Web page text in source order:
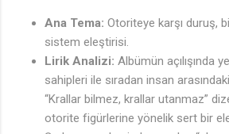
Ana Tema: Otoriteye karşı duruş,
sistem eleştirisi.
Lirik Analizi: Albümün açılışında
sahipleri ile sıradan insan
“Krallar bilmez, krallar utanmaz”
otorite figürlerine yönelik sert bir